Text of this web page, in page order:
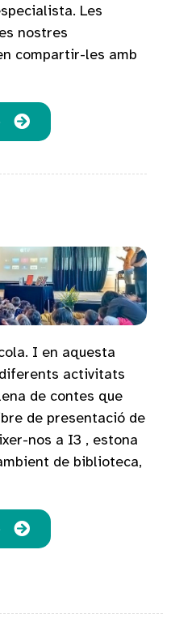
Les
nostres
compartir-les amb
I en aquesta
activitats
de contes que
de presentació de
nos a I3 , estona
de biblioteca,